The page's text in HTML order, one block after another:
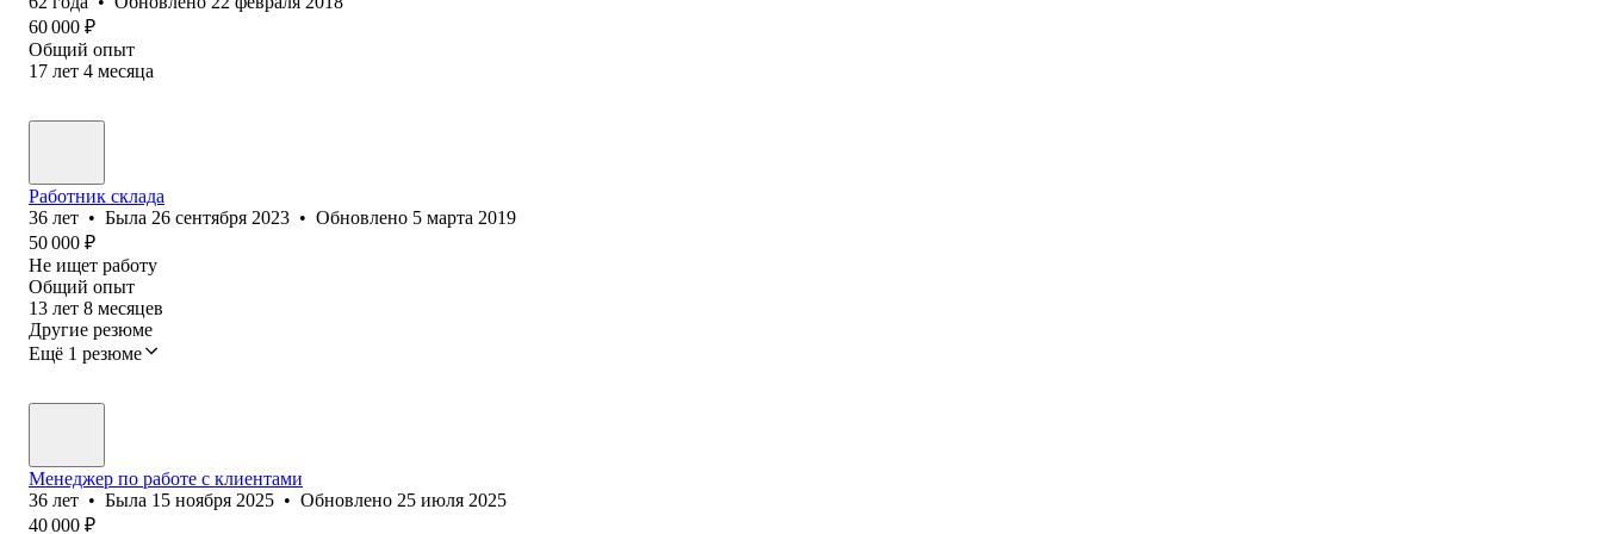
60 000 ₽
Общий опыт
17 лет 4 месяца
Работник склада
36 лет • Была 26 сентября 2023 • Обновлено 5 марта 2019
50 000 ₽
Не ищет работу
Общий опыт
13 лет 8 месяцев
Другие резюме
Ещё 1 резюме
Менеджер по работе с клиентами
36 лет • Была 15 ноября 2025 • Обновлено 25 июля 2025
40 000 ₽